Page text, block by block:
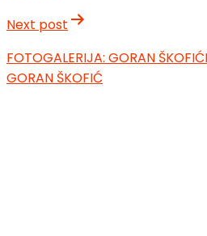
Next post
FOTOGALERIJA: GORAN ŠKOFIĆ
GORAN ŠKOFIĆ